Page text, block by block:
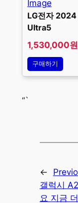
LG전자 2024
Ultra5
1,530,000원
구매하기
“`
←
갤럭시
요 지금